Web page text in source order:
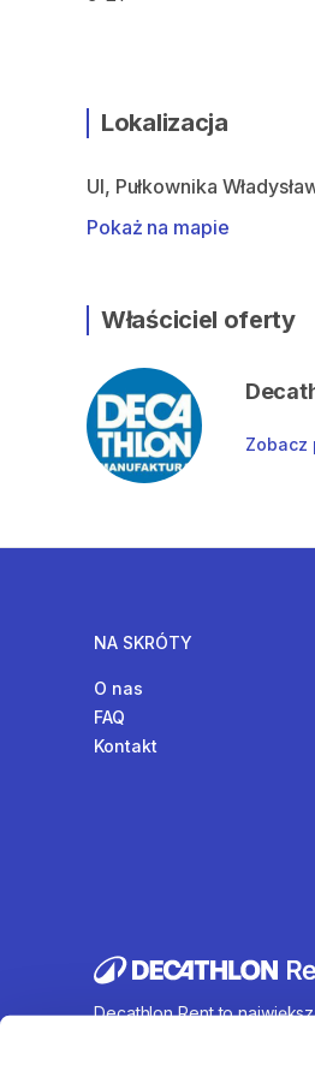
Lokalizacja
Ul, Pułkownika
Pokaż na mapie
Właściciel oferty
Zobacz
NA SKRÓTY
O nas
FAQ
Kontakt
Decathlon Rent to
wynajem rowerów,